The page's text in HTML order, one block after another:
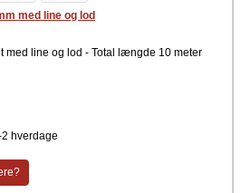
med line og lod
med line og lod - Total længde 10 meter
hverdage